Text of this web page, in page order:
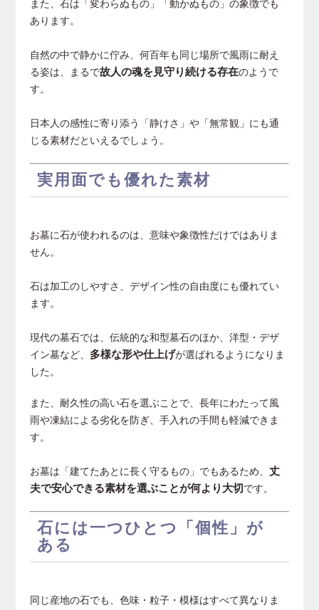
また、石は「変わらぬもの」「動かぬもの」の象徴でも
あります。
自然の中で静かに佇み、何百年も同じ場所で風雨に耐え
る姿は、まるで故人の魂を見守り続ける存在のようで
す。
日本人の感性に寄り添う「静けさ」や「無常観」にも通
じる素材だといえるでしょう。
実用面でも優れた素材
お墓に石が使われるのは、意味や象徴性だけではありま
せん。
石は加工のしやすさ、デザイン性の自由度にも優れてい
ます。
現代の墓石では、伝統的な和型墓石のほか、洋型・デザ
イン墓など、 多様な形や仕上げが選ばれるようになりま
した。
また、耐久性の高い石を選ぶことで、長年にわたって風
雨や凍結による劣化を防ぎ、手入れの手間も軽減できま
す。
お墓は「建てたあとに長く守るもの」でもあるため、丈
夫で安心できる素材を選ぶことが何より大切です。
石には一つひとつ「個性」が
ある
同じ産地の石でも、色味・粒子・模様はすべて異なりま